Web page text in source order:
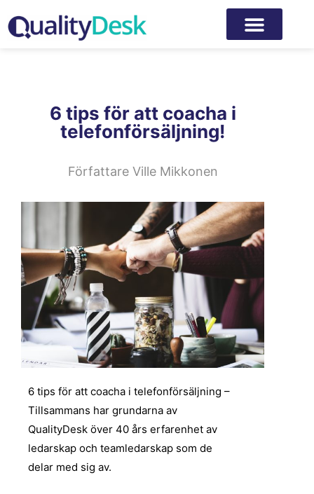
6 tips för att coacha i
telefonförsäljning!
FörfattareVille Mikkonen
6 tips för att coacha i telefonförsäljning –
Tillsammans har grundarna av
QualityDesk över 40 års erfarenhet av
ledarskap och teamledarskap som de
delar med sig av.